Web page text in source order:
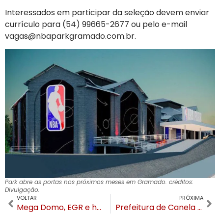
Interessados em participar da seleção devem enviar
currículo para (54) 99665-2677 ou pelo e-mail
vagas@nbaparkgramado.com.br.
Park abre as portas nos próximos meses em Gramado. créditos:
Divulgação.
VOLTAR
Mega Domo, EGR e hotel: os citados na ação da Justiça que ordena desmontar o Mega Domo
PRÓXIMA
Prefeitura de Canela quer trazer o Curso de Medicina para UCS Hortênsias